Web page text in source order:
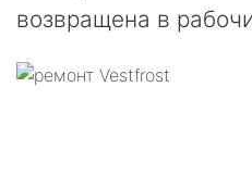
возвращена в